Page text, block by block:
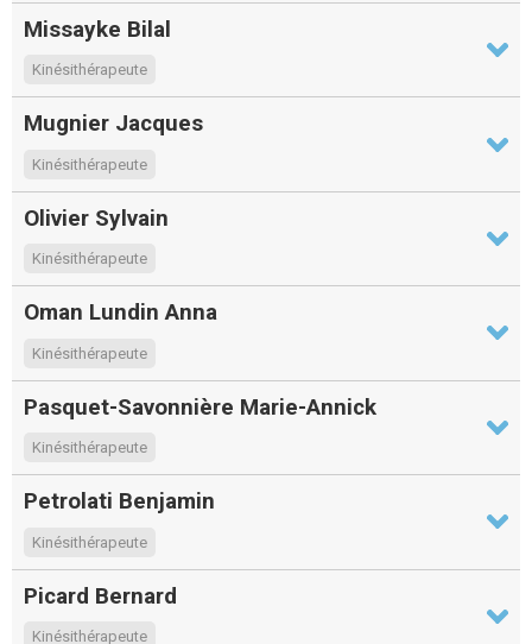
Missayke Bilal
Kinésithérapeute
Mugnier Jacques
Kinésithérapeute
Olivier Sylvain
Kinésithérapeute
Oman Lundin Anna
Kinésithérapeute
Pasquet-Savonnière Marie-Annick
Kinésithérapeute
Petrolati Benjamin
Kinésithérapeute
Picard Bernard
Kinésithérapeute